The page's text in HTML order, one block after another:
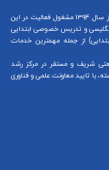
می باشد که از سال ۱۳۹۴ مشغول فعالیت در این
و تدریس خصوصی ابتدایی
) از جمله مهمترین خدمات
شریف و مستقر در مرکز رشد
با تایید معاونت علمی و فناوری